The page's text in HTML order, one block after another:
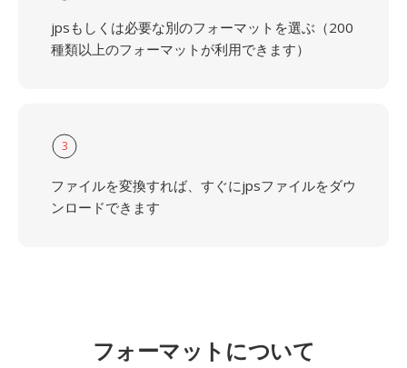
jpsもしくは必要な別のフォーマットを選ぶ（200
種類以上のフォーマットが利用できます）
3
ファイルを変換すれば、すぐにjpsファイルをダウ
ンロードできます
フォーマットについて